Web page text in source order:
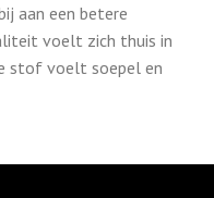
aan een betere
voelt zich thuis in
stof voelt soepel en